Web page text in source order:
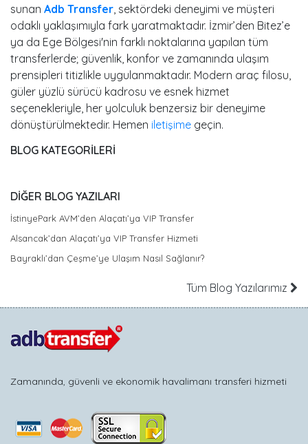
sunan Adb Transfer , sektördeki deneyimi ve müşteri
odaklı yaklaşımıyla fark yaratmaktadır. İzmir’den Bitez’e
ya da Ege Bölgesi'nin farklı noktalarına yapılan tüm
transferlerde; güvenlik, konfor ve zamanında ulaşım
prensipleri titizlikle uygulanmaktadır. Modern araç filosu,
güler yüzlü sürücü kadrosu ve esnek hizmet
seçenekleriyle, her yolculuk benzersiz bir deneyime
dönüştürülmektedir. Hemen iletişime geçin.
BLOG KATEGORİLERİ
DİĞER BLOG YAZILARI
İstinyePark AVM’den Alaçatı’ya VIP Transfer
Alsancak’dan Alaçatı’ya VIP Transfer Hizmeti
Bayraklı’dan Çeşme’ye Ulaşım Nasıl Sağlanır?
Tüm Blog Yazılarımız
Zamanında, güvenli ve ekonomik havalimanı transferi hizmeti